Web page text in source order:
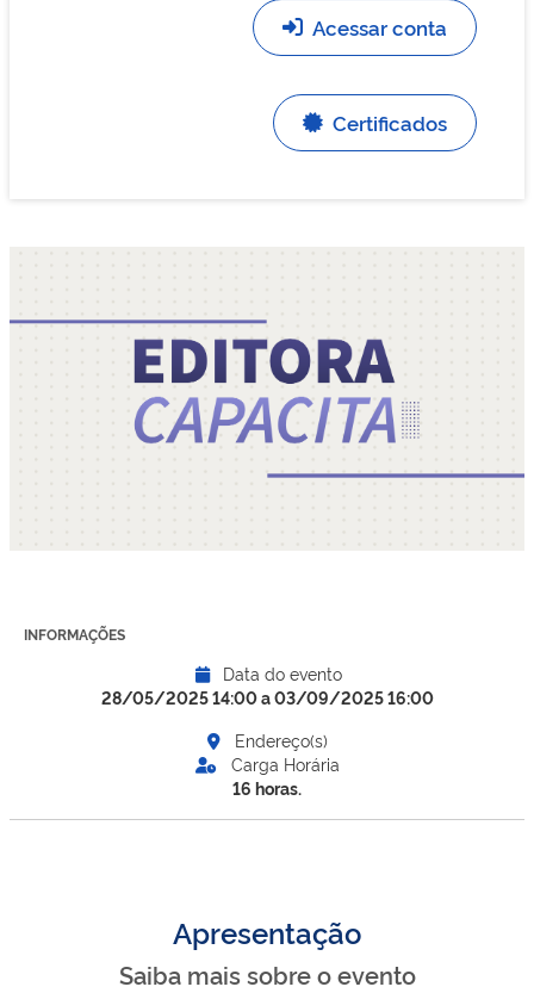
Acessar conta
Certificados
INFORMAÇÕES
Data do evento
28/05/2025 14:00 a 03/09/2025 16:00
Endereço(s)
Carga Horária
16 horas.
Apresentação
Saiba mais sobre o evento